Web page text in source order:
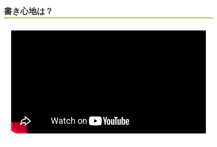
書き心地は？